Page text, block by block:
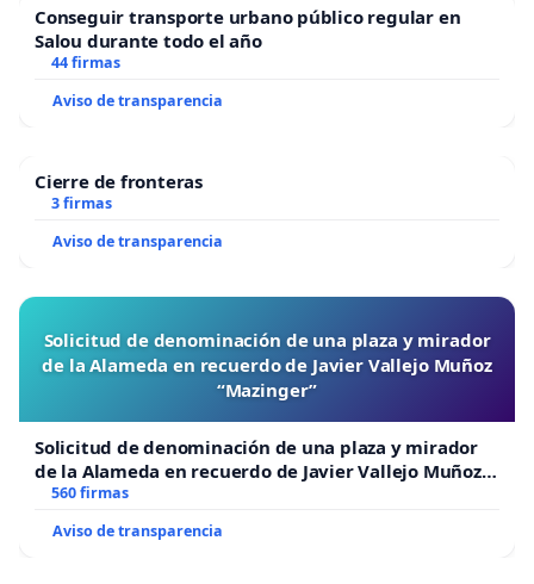
Conseguir transporte urbano público regular en
Salou durante todo el año
44 firmas
Aviso de transparencia
Cierre de fronteras
3 firmas
Aviso de transparencia
Solicitud de denominación de una plaza y mirador
de la Alameda en recuerdo de Javier Vallejo Muñoz
“Mazinger”
Solicitud de denominación de una plaza y mirador
de la Alameda en recuerdo de Javier Vallejo Muñoz
“Mazinger”
560 firmas
Aviso de transparencia